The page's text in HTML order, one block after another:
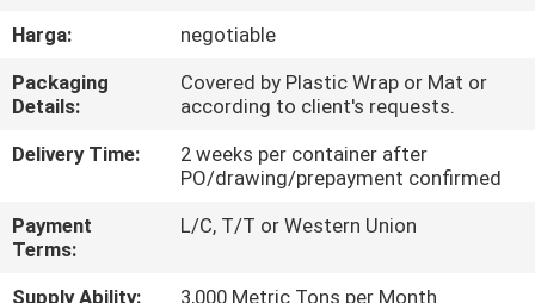
VR
TENTANG
KAMI
PABRIK
Harga:
negotiable
Packaging
Details:
Covered by Plastic Wrap or Mat or
according to client's requests.
Delivery Time:
2 weeks per container after
PO/drawing/prepayment confirmed
Payment
Terms:
L/C, T/T or Western Union
Supply Ability:
3,000 Metric Tons per Month